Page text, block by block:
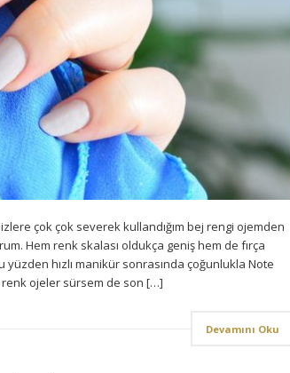
çok çok severek kullandığım bej rengi ojemden
Hem renk skalası oldukça geniş hem de fırça
yüzden hızlı manikür sonrasında çoğunlukla Note
ojeler sürsem de son […]
Devamını Oku